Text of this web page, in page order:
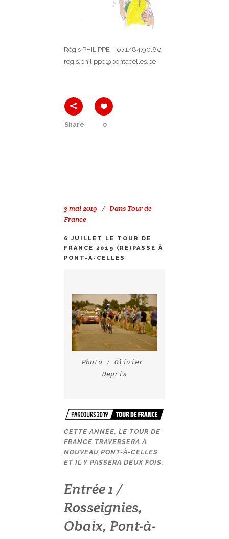
Régis PHILIPPE – 071/84.90.80
regis.philippe@pontacelles.be
Share 0
3 mai 2019 Dans Tour de
France
6 JUILLET LE TOUR DE
FRANCE 2019 (RE)PASSE À
PONT-À-CELLES
Photo : Olivier
Depris
CETTE ANNÉE, LE TOUR DE
FRANCE TRAVERSERA À
NOUVEAU PONT-À-CELLES
ET IL Y PASSERA DEUX FOIS.
Entrée 1 /
Rosseignies,
Obaix, Pont-à-